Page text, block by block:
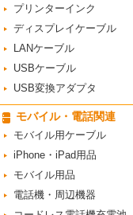
プリンターインク
ディスプレイケーブル
LANケーブル
USBケーブル
USB変換アダプタ
モバイル・電話関連
モバイル用ケーブル
iPhone・iPad用品
モバイル用品
電話機・周辺機器